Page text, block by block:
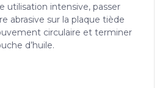
utilisation intensive, passer
abrasive sur la plaque tiède
circulaire et terminer
d’huile.